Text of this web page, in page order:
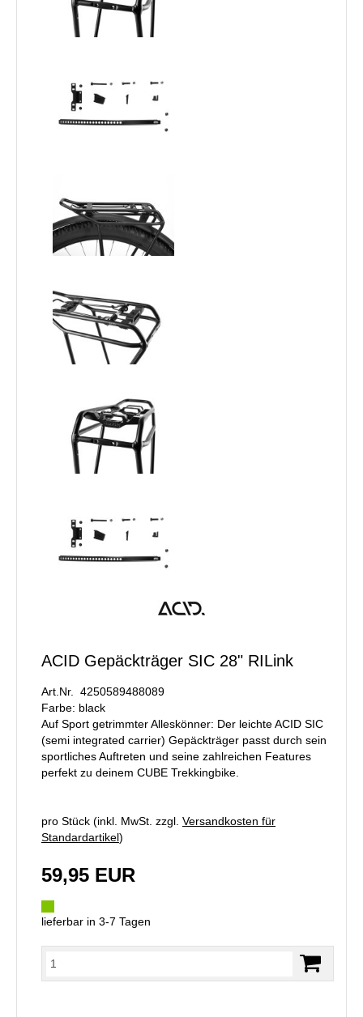
ACID Gepäckträger SIC 28" RILink
Art.Nr. 4250589488089
Farbe: black
Auf Sport getrimmter Alleskönner: Der leichte ACID SIC
(semi integrated carrier) Gepäckträger passt durch sein
sportliches Auftreten und seine zahlreichen Features
perfekt zu deinem CUBE Trekkingbike.
pro Stück (inkl. MwSt. zzgl. Versandkosten für
Standardartikel)
59,95 EUR
lieferbar in 3-7 Tagen